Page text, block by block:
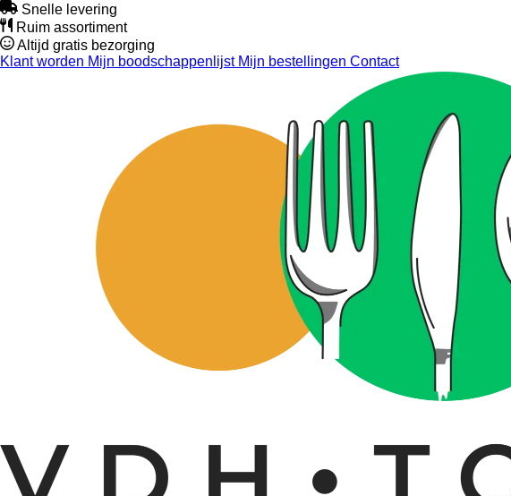
Snelle levering
Ruim assortiment
Altijd gratis bezorging
Klant worden Mijn boodschappenlijstMijn bestellingen Contact